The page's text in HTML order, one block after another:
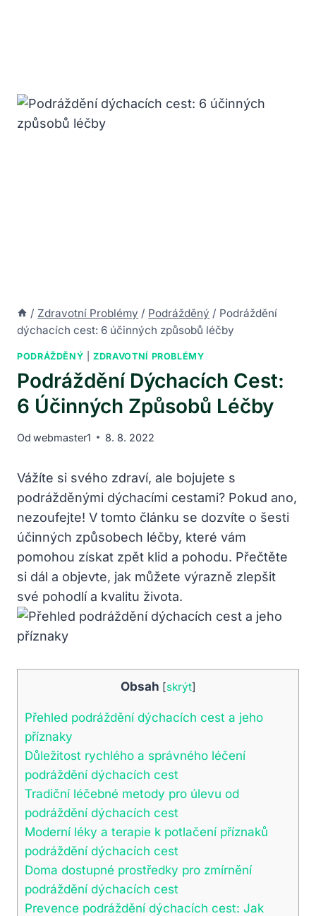
/ Zdravotní Problémy / Podrážděný / Podráždění
dýchacích cest: 6 účinných způsobů léčby
PODRÁŽDĚNÝ |ZDRAVOTNÍ PROBLÉMY
Podráždění Dýchacích Cest:
6 Účinných Způsobů Léčby
Od webmaster1 8. 8. 2022
Vážíte si svého zdraví, ale bojujete s
podrážděnými dýchacími cestami? Pokud ano,
nezoufejte! V tomto článku se dozvíte o šesti
účinných způsobech léčby, které vám
pomohou získat zpět klid a pohodu. Přečtěte
si dál a objevte, ⁢jak můžete ​výrazně zlepšit ​
své pohodlí​ a kvalitu života.
Obsah [skrýt]
Přehled podráždění dýchacích ​cest a jeho
příznaky
Důležitost rychlého ‌a správného léčení
podráždění dýchacích cest
Tradiční léčebné‌ metody‍ pro úlevu od
podráždění dýchacích cest
Moderní léky a terapie k potlačení příznaků
podráždění dýchacích cest
Doma ‍dostupné prostředky pro ⁢zmírnění
‍podráždění dýchacích cest
Prevence podráždění ⁣dýchacích cest: Jak